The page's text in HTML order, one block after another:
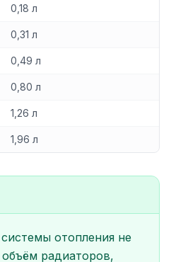
0,18 л
0,31 л
0,49 л
0,80 л
1,26 л
1,96 л
отопления не
радиаторов,